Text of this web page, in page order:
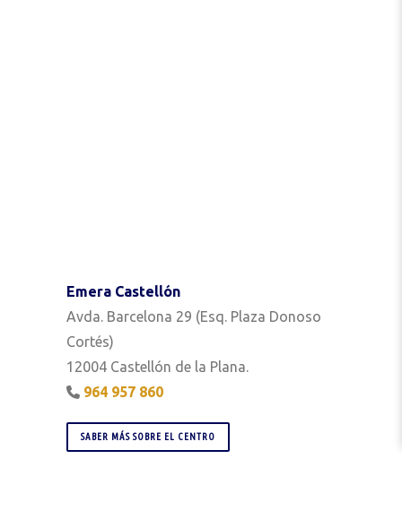
Emera Castellón
Avda. Barcelona 29 (Esq. Plaza Donoso
Cortés)
12004 Castellón de la Plana.
964 957 860
SABER MÁS SOBRE EL CENTRO